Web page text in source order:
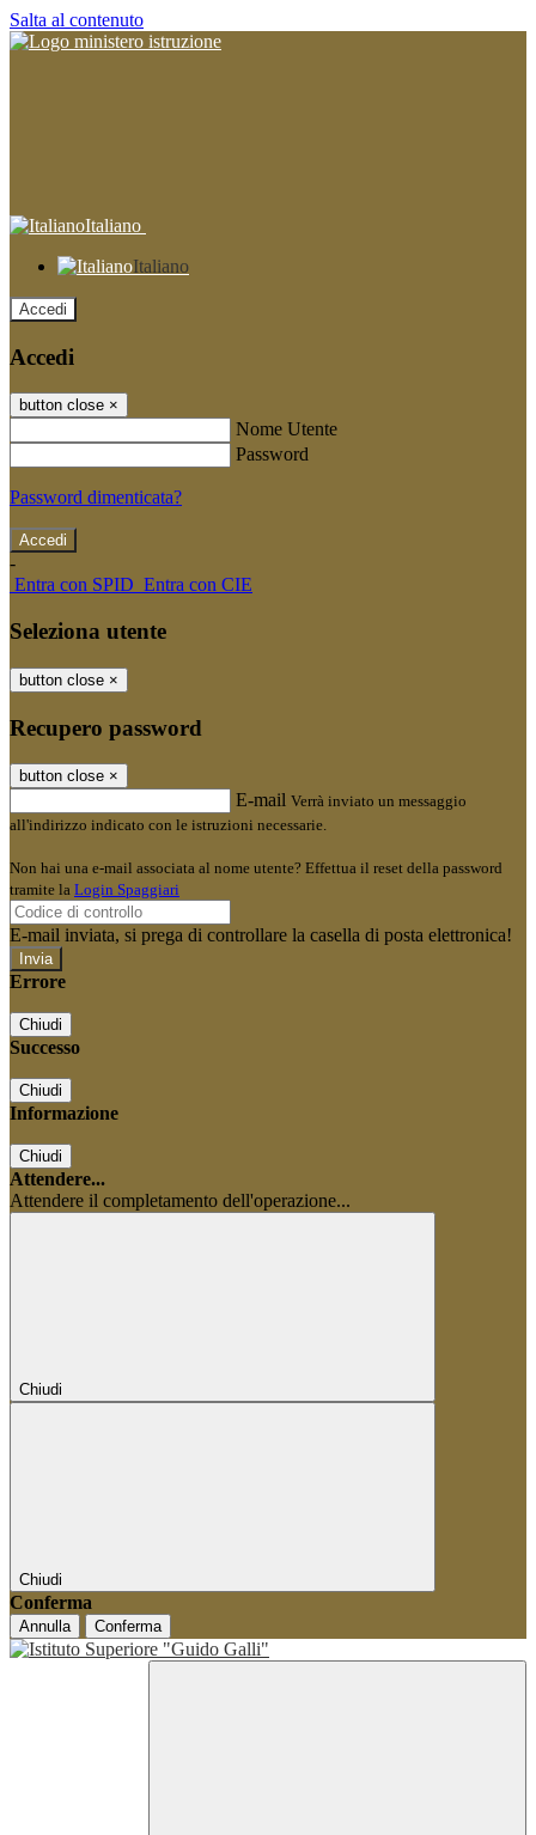
Salta al contenuto
Italiano
Italiano
Accedi
Accedi
button close ×
Nome Utente
Password
Password dimenticata?
-
Entra con SPID Entra con CIE
Seleziona utente
button close ×
Recupero password
button close ×
E-mail Verrà inviato un messaggio
all'indirizzo indicato con le istruzioni necessarie.
Non hai una e-mail associata al nome utente? Effettua il reset della password
tramite la Login Spaggiari
E-mail inviata, si prega di controllare la casella di posta elettronica!
Errore
Chiudi
Successo
Chiudi
Informazione
Chiudi
Attendere...
Attendere il completamento dell'operazione...
Chiudi
Chiudi
Conferma
Annulla Conferma